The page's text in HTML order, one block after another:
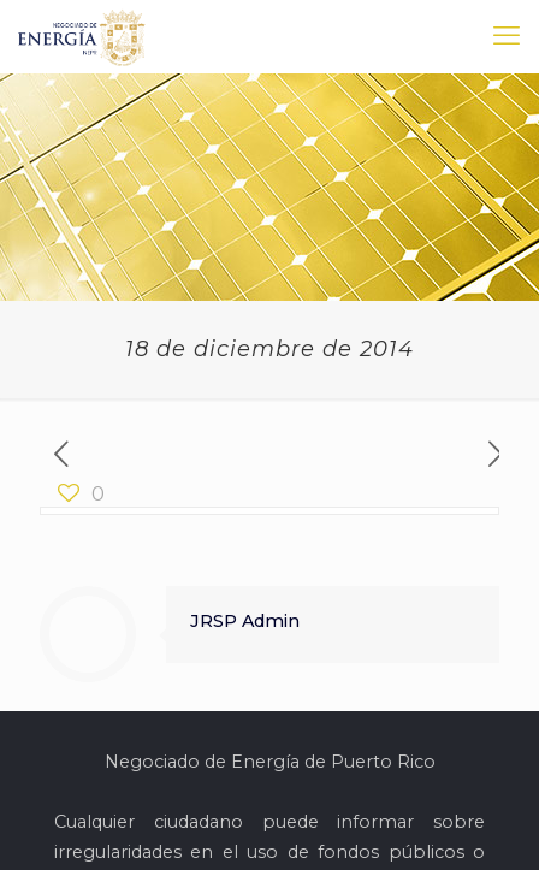
18 de diciembre de 2014
0
JRSP Admin
Negociado de Energía de Puerto Rico
Cualquier ciudadano puede informar sobre
irregularidades en el uso de fondos públicos o